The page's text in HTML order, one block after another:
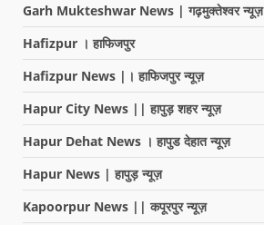
Garh Mukteshwar News | गढ़मुक्तेश्वर न्यूज़
Hafizpur । हाफिजपुर
Hafizpur News |। हाफिजपुर न्यूज़
Hapur City News || हापुड़ शहर न्यूज़
Hapur Dehat News । हापुड देहात न्यूज़
Hapur News | हापुड़ न्यूज़
Kapoorpur News || कपूरपुर न्यूज़